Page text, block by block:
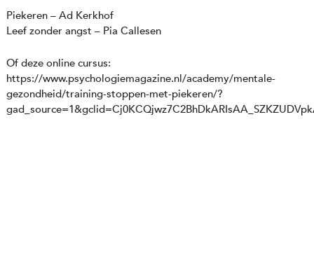
Piekeren – Ad Kerkhof
Leef zonder angst – Pia Callesen
Of deze online cursus:
https://www.psychologiemagazine.nl/academy/mentale-
gezondheid/training-stoppen-met-piekeren/?